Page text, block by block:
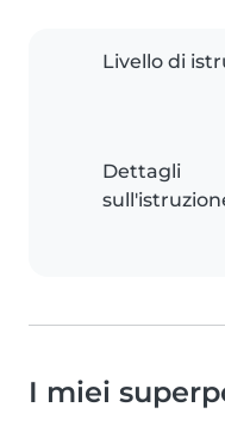
Livello di
Dettagli
I miei